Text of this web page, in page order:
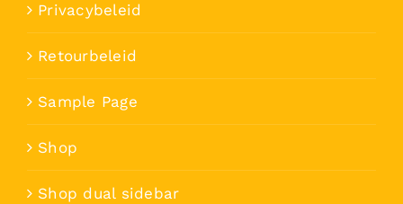
Privacybeleid
Retourbeleid
Sample Page
Shop
Shop dual sidebar